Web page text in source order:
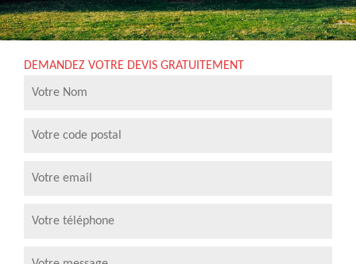
DEMANDEZ VOTRE DEVIS GRATUITEMENT